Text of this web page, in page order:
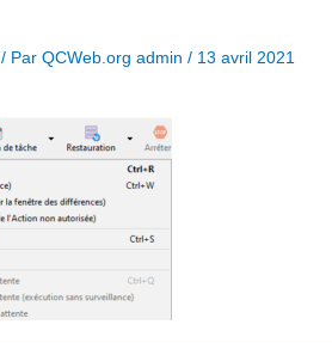
/ Par QCWeb.org admin / 13 avril 2021